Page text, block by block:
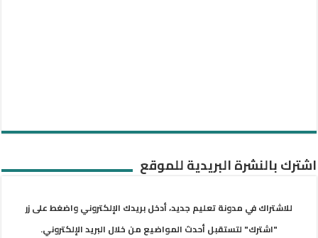
اشترك بالنشرة البريدية للموقع
للاشتراك في مدونة تعليم جديد، أدخل بريدك الإلكتروني واضغط على زر
"اشترك" لتستقبل أحدث المواضيع من خلال البريد الإلكتروني.